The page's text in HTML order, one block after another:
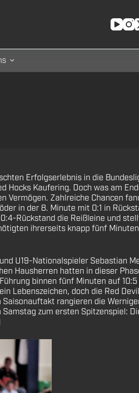
Erfolgserlebnis in die
Hocks Kaufering. Doch was am
Zahlreiche Chancen
in der 8. Minute mit 0:1 in
Rückstand die Reißleine und
ihrerseits knapp fünf
U19-Nationalspieler Sebastian
Hausherren hatten in dieser
binnen fünf Minuten auf
Lebenszeichen, doch die Red
rangieren die
zum ersten Spitzenspiel: